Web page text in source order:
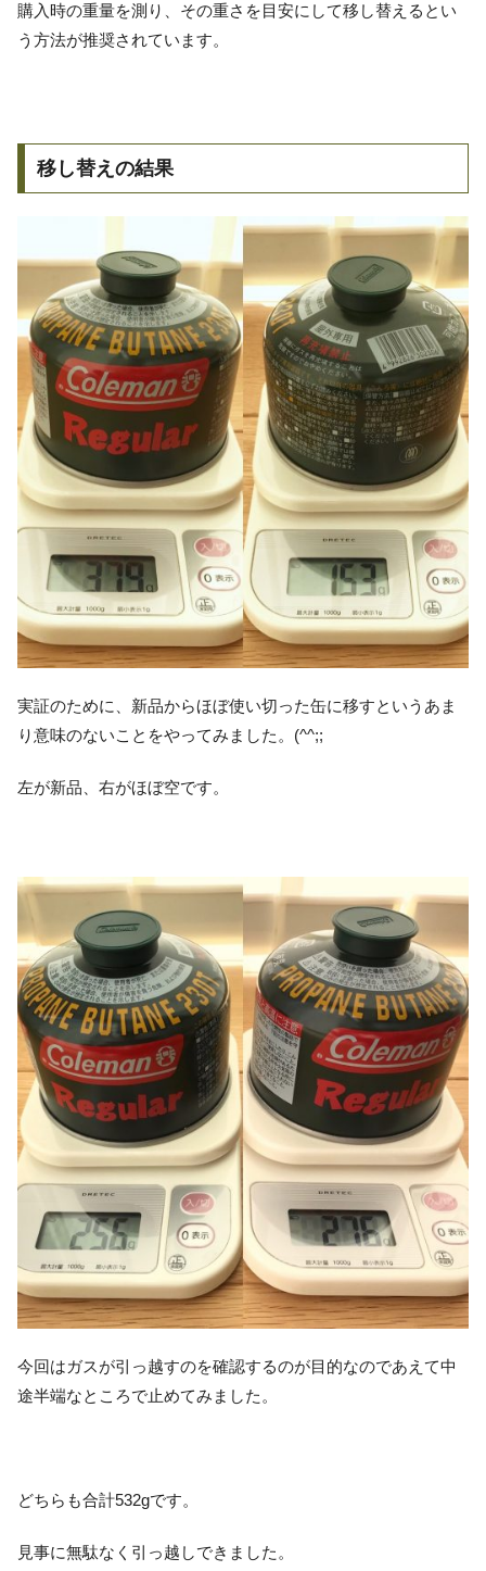
購入時の重量を測り、その重さを目安にして移し替えるとい
う方法が推奨されています。
移し替えの結果
実証のために、新品からほぼ使い切った缶に移すというあま
り意味のないことをやってみました。(^^;;
左が新品、右がほぼ空です。
今回はガスが引っ越すのを確認するのが目的なのであえて中
途半端なところで止めてみました。
どちらも合計532gです。
見事に無駄なく引っ越しできました。